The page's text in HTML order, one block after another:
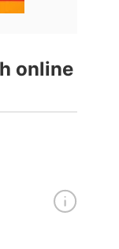
online